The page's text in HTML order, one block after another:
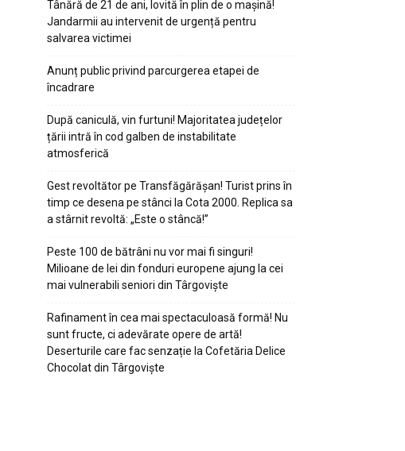
Tânără de 21 de ani, lovită în plin de o mașină!
Jandarmii au intervenit de urgență pentru
salvarea victimei
Anunț public privind parcurgerea etapei de
încadrare
După caniculă, vin furtuni! Majoritatea județelor
țării intră în cod galben de instabilitate
atmosferică
Gest revoltător pe Transfăgărășan! Turist prins în
timp ce desena pe stânci la Cota 2000. Replica sa
a stârnit revoltă: „Este o stâncă!”
Peste 100 de bătrâni nu vor mai fi singuri!
Milioane de lei din fonduri europene ajung la cei
mai vulnerabili seniori din Târgoviște
Rafinament în cea mai spectaculoasă formă! Nu
sunt fructe, ci adevărate opere de artă!
Deserturile care fac senzație la Cofetăria Delice
Chocolat din Târgoviște